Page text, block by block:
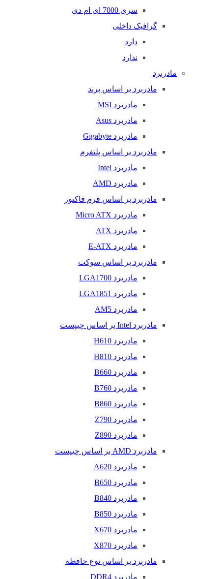
سری 7000 ای ام دی
گرافیک داخلی
دارد
ندارد
مادربرد
مادربرد بر اساس برند
مادربرد MSI
مادربرد Asus
مادربرد Gigabyte
مادربرد بر اساس پلتفرم
مادربرد Intel
مادربرد AMD
مادربرد بر اساس فرم فاکتور
مادربرد Micro ATX
مادربرد ATX
مادربرد E-ATX
مادربرد بر اساس سوکت
مادربرد LGA1700
مادربرد LGA1851
مادربرد AM5
مادربرد Intel بر اساس چیپست
مادربرد H610
مادربرد H810
مادربرد B660
مادربرد B760
مادربرد B860
مادربرد Z790
مادربرد Z890
مادربرد AMD بر اساس چیپست
مادربرد A620
مادربرد B650
مادربرد B840
مادربرد B850
مادربرد X670
مادربرد X870
مادربرد بر اساس نوع حافظه
مادربرد DDR4